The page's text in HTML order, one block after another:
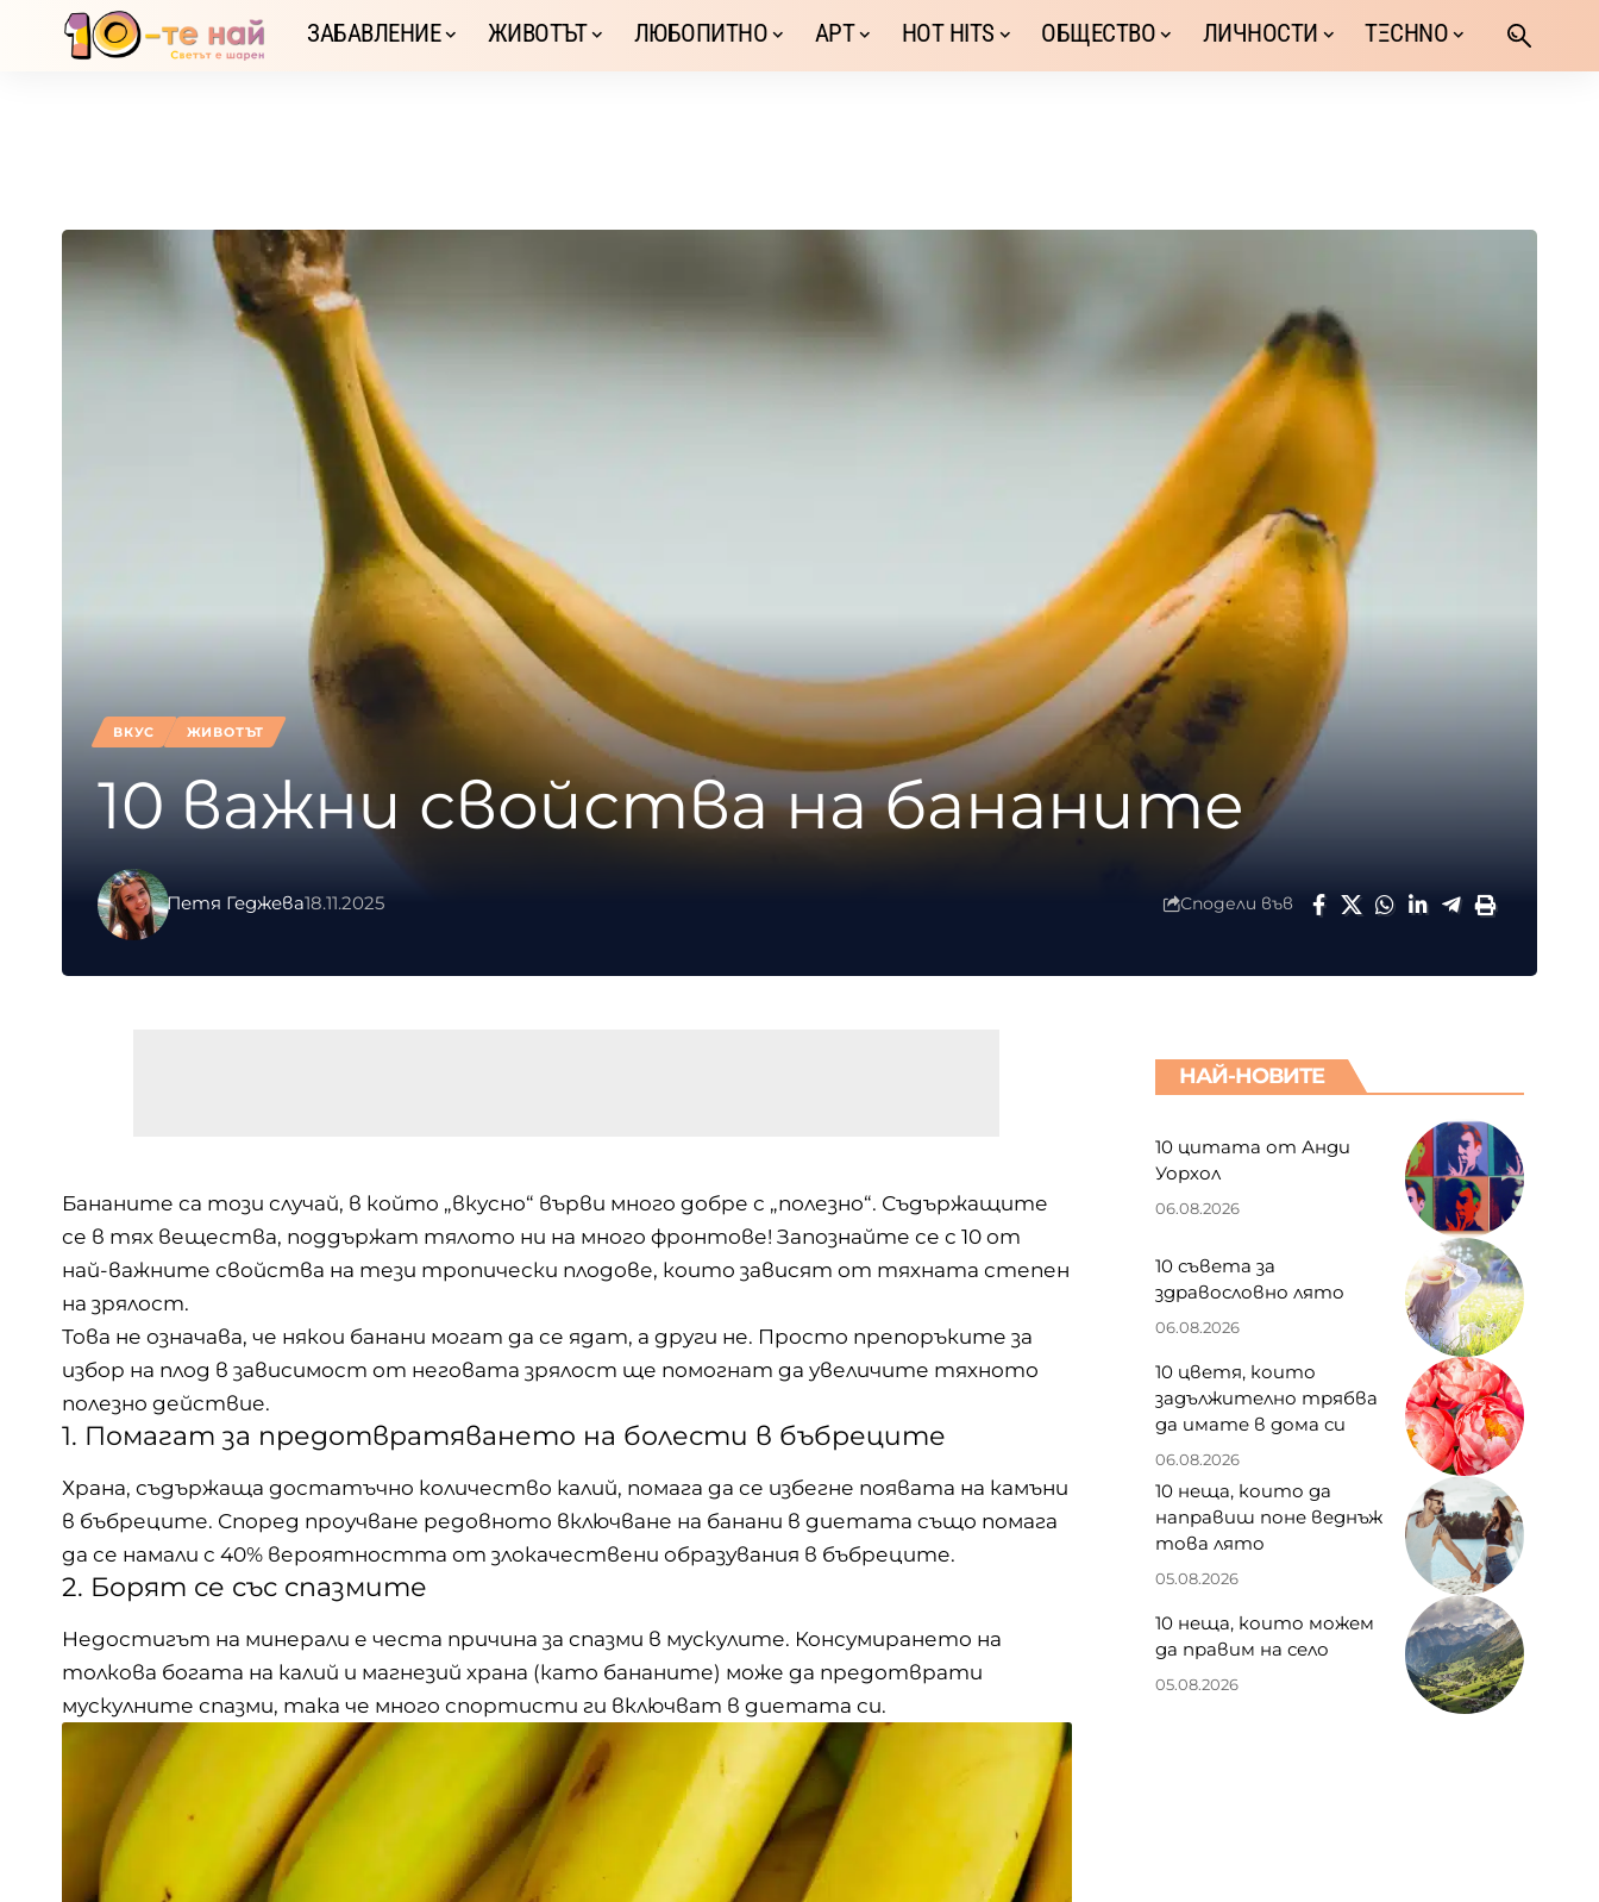
ЗАБАВЛЕНИЕ ЖИВОТЪТ ЛЮБОПИТНО АРТ HOT HITS ОБЩЕСТВО ЛИЧНОСТИ TΞCHNO
ВКУС ЖИВОТЪТ
10 важни свойства на бананите
Петя Геджева18.11.2025 Сподели във
Бананите са този случай, в който „вкусно“ върви много добре с „полезно“. Съдържащите
се в тях вещества, поддържат тялото ни на много фронтове! Запознайте се с 10 от
най-важните свойства на тези тропически плодове, които зависят от тяхната степен
на зрялост.
Това не означава, че някои банани могат да се ядат, а други не. Просто препоръките за
избор на плод в зависимост от неговата зрялост ще помогнат да увеличите тяхното
полезно действие.
1. Помагат за предотвратяването на болести в бъбреците
Храна, съдържаща достатъчно количество калий, помага да се избегне появата на камъни
в бъбреците. Според проучване редовното включване на банани в диетата също помага
да се намали с 40% вероятността от злокачествени образувания в бъбреците.
2. Борят се със спазмите
Недостигът на минерали е честа причина за спазми в мускулите. Консумирането на
толкова богата на калий и магнезий храна (като бананите) може да предотврати
мускулните спазми, така че много спортисти ги включват в диетата си.
НАЙ-НОВИТЕ
10 цитата от Анди
Уорхол
06.08.2026
10 съвета за
здравословно лято
06.08.2026
10 цветя, които
задължително трябва
да имате в дома си
06.08.2026
10 неща, които да
направиш поне веднъж
това лято
05.08.2026
10 неща, които можем
да правим на село
05.08.2026